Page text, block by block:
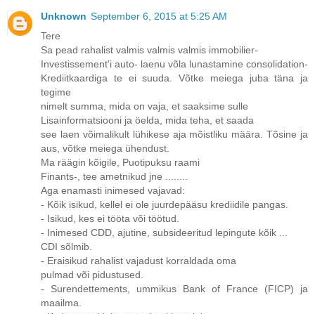
Unknown September 6, 2015 at 5:25 AM
Tere
Sa pead rahalist valmis valmis valmis immobilier-
Investissement'i auto- laenu võla lunastamine consolidation-
Krediitkaardiga te ei suuda. Võtke meiega juba täna ja
tegime
nimelt summa, mida on vaja, et saaksime sulle
Lisainformatsiooni ja öelda, mida teha, et saada
see laen võimalikult lühikese aja mõistliku määra. Tõsine ja
aus, võtke meiega ühendust.
Ma räägin kõigile, Puotipuksu raami
Finants-, tee ametnikud jne ........
Aga enamasti inimesed vajavad:
- Kõik isikud, kellel ei ole juurdepääsu krediidile pangas.
- Isikud, kes ei tööta või töötud.
- Inimesed CDD, ajutine, subsideeritud lepingute kõik ...
CDI sõlmib.
- Eraisikud rahalist vajadust korraldada oma
pulmad või pidustused.
- Surendettements, ummikus Bank of France (FICP) ja
maailma.